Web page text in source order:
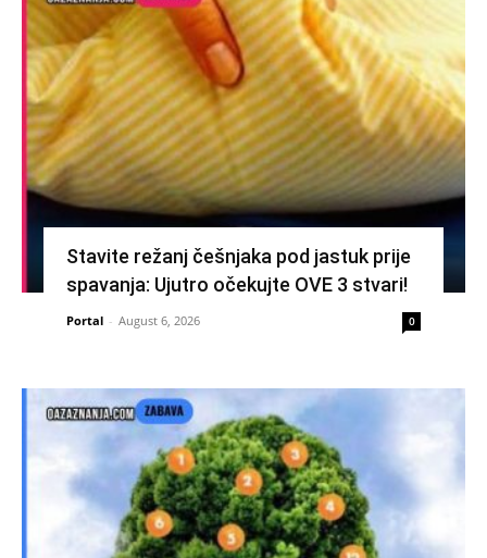
Stavite režanj češnjaka pod jastuk prije
spavanja: Ujutro očekujte OVE 3 stvari!
Portal - August 6, 2026 0